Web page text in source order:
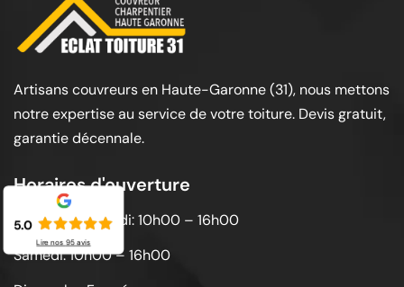
Artisans couvreurs en Haute-Garonne (31), nous mettons
notre expertise au service de votre toiture. Devis gratuit,
garantie décennale.
Horaires d'ouverture
Lundi au vendredi: 10h00 – 16h00
Samedi: 10h00 – 16h00
5.0
Lire nos 95avis